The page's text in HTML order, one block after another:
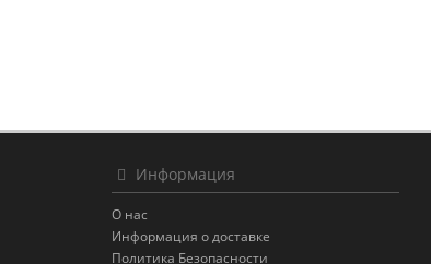
Информация
О нас
Информация о доставке
Политика Безопасности